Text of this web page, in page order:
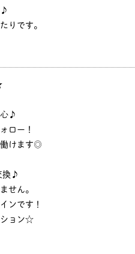
♪
りです。
心♪
ロー！
働けます◎
換♪
せん。
ンです！
ション☆